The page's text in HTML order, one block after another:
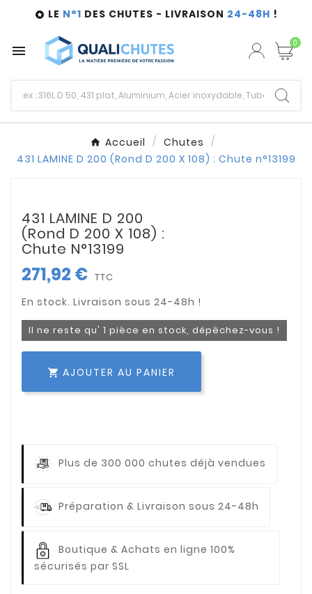
 LE N°1 DES CHUTES - LIVRAISON 24-48H !
 0
Accueil
Chutes
431 LAMINE D 200 (Rond D 200 X 108) : Chute n°13199
431 LAMINE D 200
(Rond D 200 X 108) :
Chute N°13199
271,92 € TTC
Il ne reste qu' 1 pièce en stock, dépêchez-vous !
 AJOUTER AU PANIER
Plus de 300 000 chutes déjà vendues
Préparation & Livraison sous 24-48h
Boutique & Achats en ligne 100%
sécurisés par SSL